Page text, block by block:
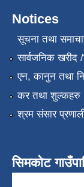
Notices
सूचना तथा
सार्वजनिक खरीद
एन, कानुन तथा
कर तथा शुल्कहरु
श्रम संसार
सिमकोट